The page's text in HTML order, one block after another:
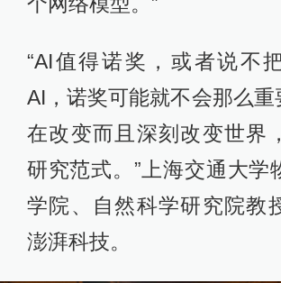
“AI值得诺奖，或者说不
AI，诺奖可能就不会那么重
在改变而且深刻改变世界
研究范式。”上海交通大学
学院、自然科学研究院教
澎湃科技。